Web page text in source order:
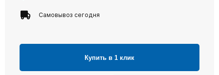
Самовывоз сегодня
Купить в 1 клик